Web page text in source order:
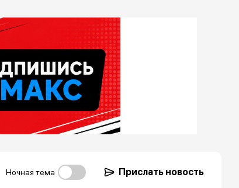
Ночная тема Прислать новость